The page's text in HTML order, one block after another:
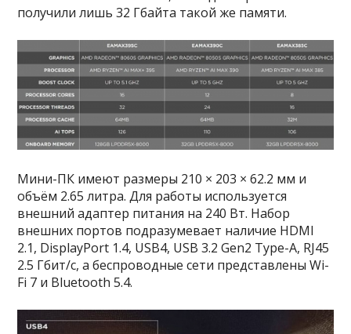
получили лишь 32 Гбайта такой же памяти.
Мини-ПК имеют размеры 210 × 203 × 62.2 мм и
объём 2.65 литра. Для работы используется
внешний адаптер питания на 240 Вт. Набор
внешних портов подразумевает наличие HDMI
2.1, DisplayPort 1.4, USB4, USB 3.2 Gen2 Type-A, RJ45
2.5 Гбит/с, а беспроводные сети представлены Wi-
Fi 7 и Bluetooth 5.4.